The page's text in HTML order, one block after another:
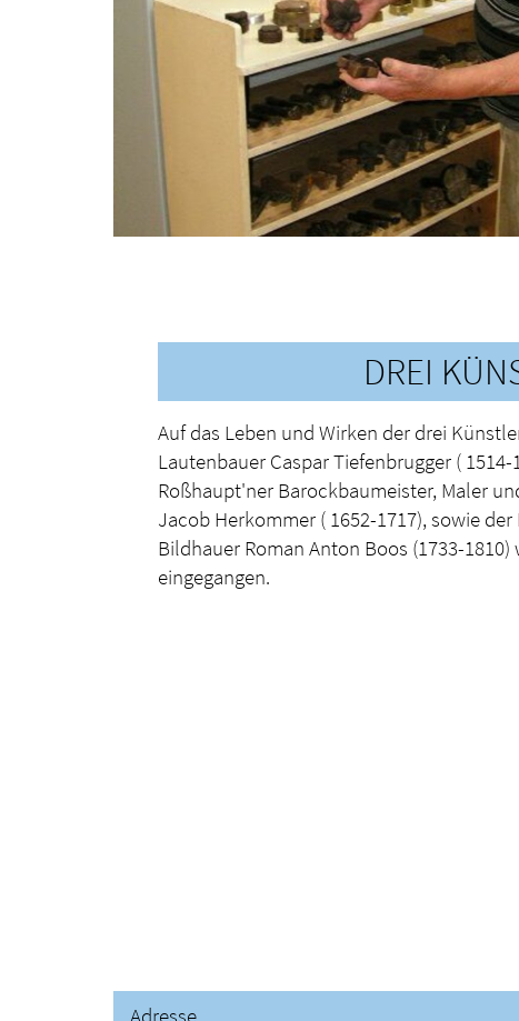
DREI
Auf das Leben und Wirken der drei
Lautenbauer Caspar Tiefenbrugger ( 1514-
Roßhaupt'ner Barockbaumeister, Maler
Jacob Herkommer ( 1652-1717), sowie
Bildhauer Roman Anton Boos (1733-
eingegangen.
Adresse